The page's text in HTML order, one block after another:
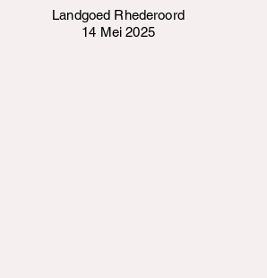
Landgoed Rhederoord
14 Mei 2025